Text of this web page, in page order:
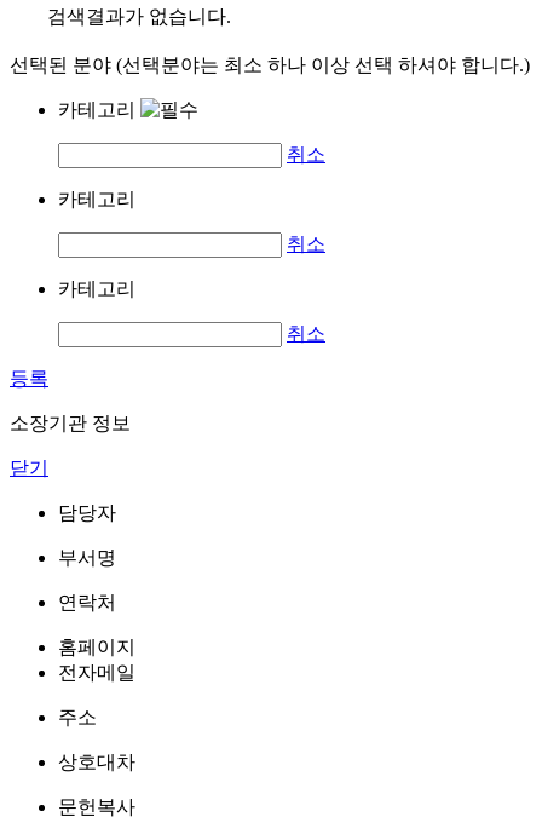
검색결과가 없습니다.
선택된 분야 (선택분야는 최소 하나 이상 선택 하셔야 합니다.)
카테고리
취소
카테고리
취소
카테고리
취소
등록
소장기관 정보
닫기
담당자
부서명
연락처
홈페이지
전자메일
주소
상호대차
문헌복사